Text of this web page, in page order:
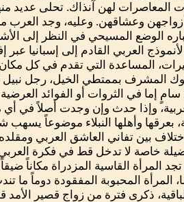
المعاصرات لهن آنذاك. تحلى عديد
أزواجهن وعشاقهن. وعليه، وجد العرب
الوضع المسيحي في النظر إلى
العربي القادم إلى إسبانيا عبر
المساعدة التي تقدم في كل
المشرف بممتطي الخيل، رجل نبيل
إما في الثروات أو الفوائد
وإذا حدث وإن وجدت أصلاً في أي
بعرقها وأهلها النبلاء موضوعاً يسهب
بين تفاني العاشق العربي ومقلده
خاصة لا تدخل قط في فكرة
المرأة القاسية المزدراة مكاناً
المرأة المحبوبة المفقودة دوماً ما
ذكرى فترة من زواج قصير